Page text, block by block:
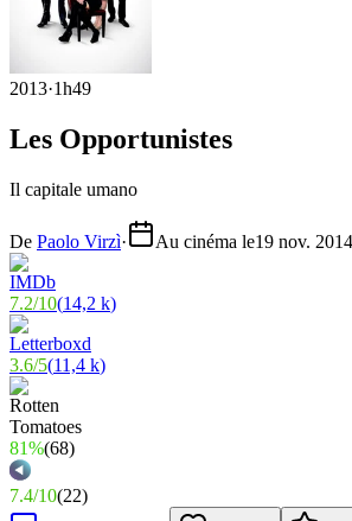
2013·1h49
Les Opportunistes
Il capitale umano
De Paolo Virzì· Au cinéma le19 nov. 2014
7.2/10(14,2 k)
3.6/5(11,4 k)
81%(68)
7.4/10(22)